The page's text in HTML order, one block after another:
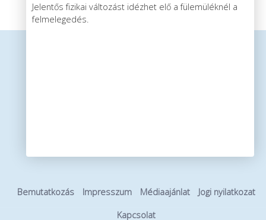
Jelentős fizikai változást idézhet elő a fülemüléknél a
felmelegedés.
Bemutatkozás Impresszum Médiaajánlat Jogi nyilatkozat
Kapcsolat